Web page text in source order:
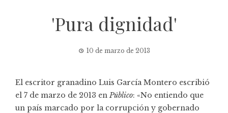
'Pura dignidad'
10 de marzo de 2013
El escritor granadino Luis García Montero escribió
el 7 de marzo de 2013 en Público: «No entiendo que
un país marcado por la corrupción y gobernado